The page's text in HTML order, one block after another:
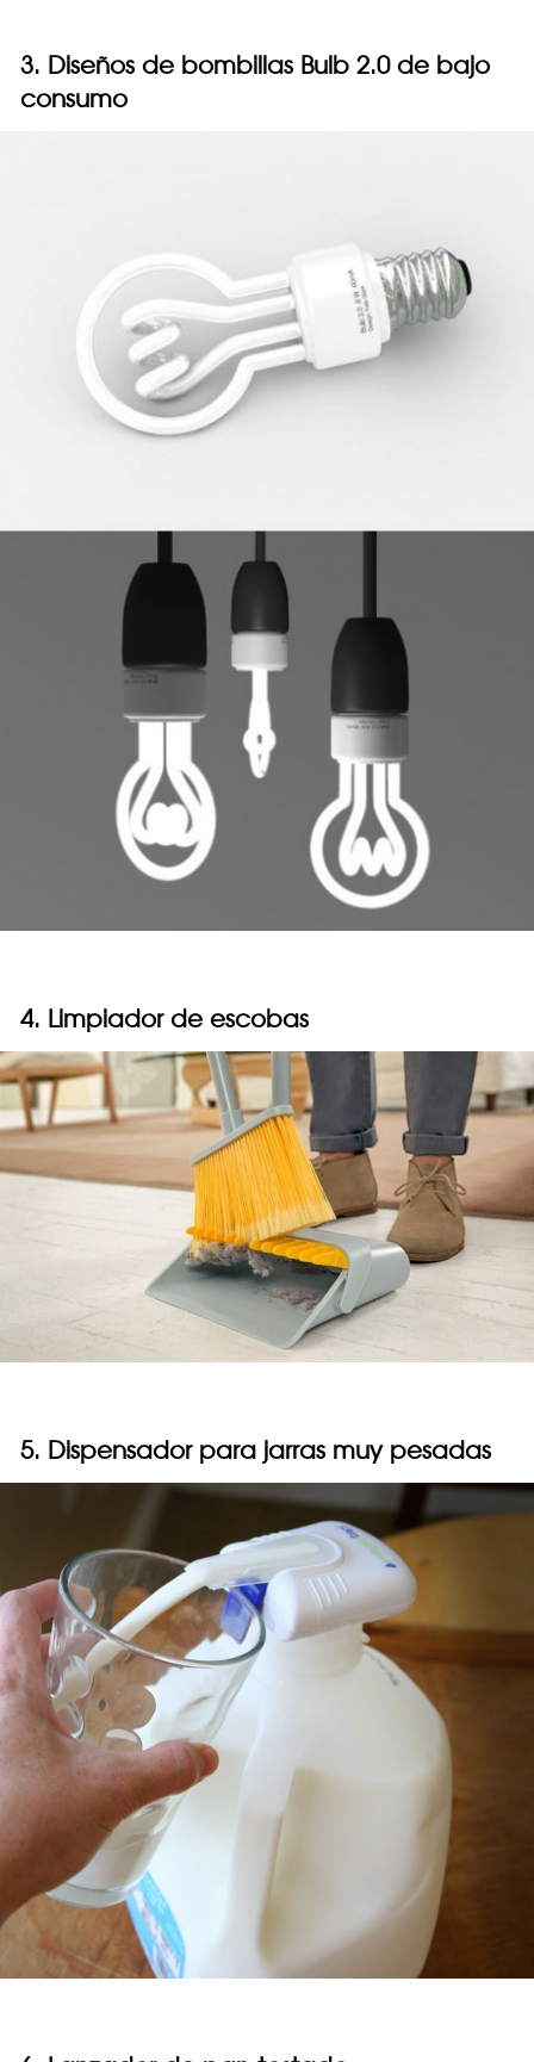
3. Diseños de bombillas Bulb 2.0 de bajo
consumo
4. Limpiador de escobas
5. Dispensador para jarras muy pesadas